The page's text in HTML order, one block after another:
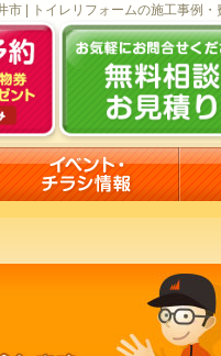
市 | トイレリフォームの施工事例